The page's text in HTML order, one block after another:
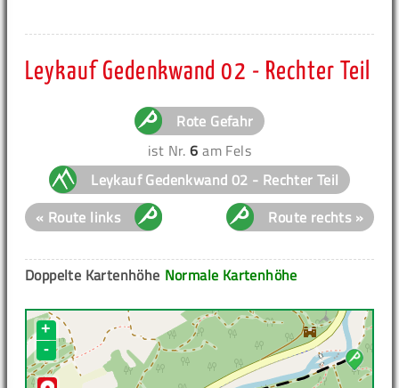
Leykauf Gedenkwand 02 - Rechter Teil
Rote Gefahr
ist Nr.6 am Fels
Leykauf Gedenkwand 02 - Rechter Teil
« Route links
Route rechts »
Normale Kartenhöhe
Doppelte Kartenhöhe
+
-